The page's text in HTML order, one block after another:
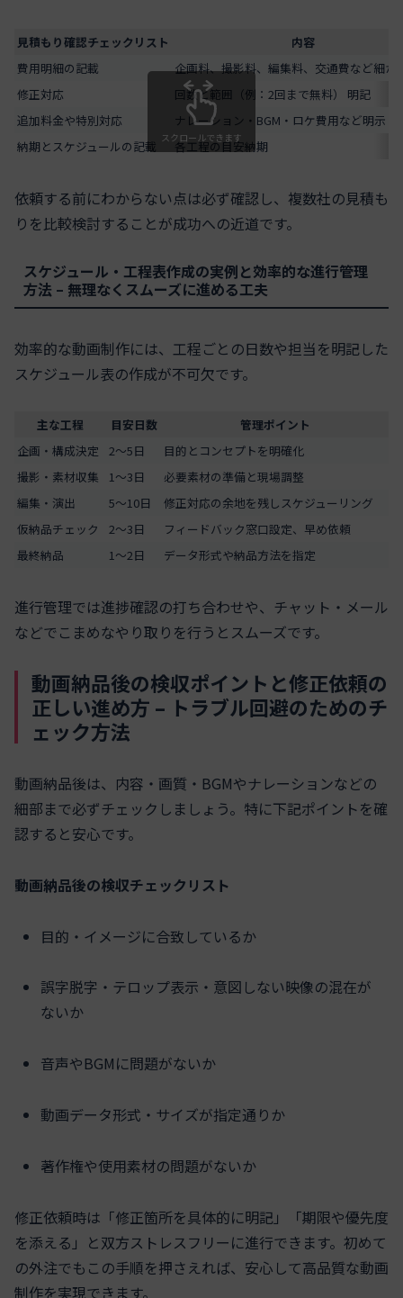
見積もり確認チェックリスト
内容
費用明細の記載
企画料、撮影料、編集料、交通費など細か
修正対応
回数と範囲（例：2回まで無料） 明記
追加料金や特別対応
ナレーション・BGM・ロケ費用など明示
納期とスケジュールの記載
各工程の目安納期
スクロールできます
依頼する前にわからない点は必ず確認し、複数社の見積も
りを比較検討することが成功への近道です。
スケジュール・工程表作成の実例と効率的な進行管理
方法 – 無理なくスムーズに進める工夫
効率的な動画制作には、工程ごとの日数や担当を明記した
スケジュール表の作成が不可欠です。
主な工程 目安日数
管理ポイント
企画・構成決定
2〜5日
目的とコンセプトを明確化
撮影・素材収集
1〜3日
必要素材の準備と現場調整
編集・演出
5〜10日
修正対応の余地を残しスケジューリング
仮納品チェック
2〜3日
フィードバック窓口設定、早め依頼
最終納品
1〜2日 データ形式や納品方法を指定
進行管理では進捗確認の打ち合わせや、チャット・メール
などでこまめなやり取りを行うとスムーズです。
動画納品後の検収ポイントと修正依頼の
正しい進め方 – トラブル回避のためのチ
ェック方法
動画納品後は、内容・画質・BGMやナレーションなどの
細部まで必ずチェックしましょう。特に下記ポイントを確
認すると安心です。
動画納品後の検収チェックリスト
目的・イメージに合致しているか
誤字脱字・テロップ表示・意図しない映像の混在が
ないか
音声やBGMに問題がないか
動画データ形式・サイズが指定通りか
著作権や使用素材の問題がないか
修正依頼時は「修正箇所を具体的に明記」「期限や優先度
を添える」と双方ストレスフリーに進行できます。初めて
の外注でもこの手順を押さえれば、安心して高品質な動画
制作を実現できます。